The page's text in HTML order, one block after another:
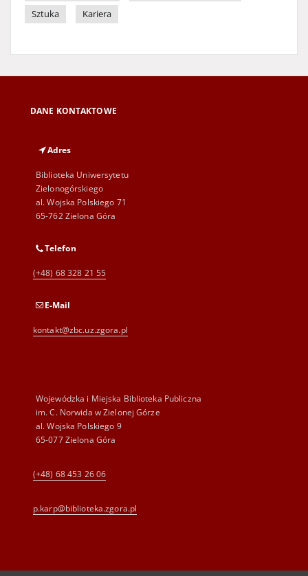
Sztuka
Kariera
DANE KONTAKTOWE
Adres
Biblioteka Uniwersytetu
Zielonogórskiego
al. Wojska Polskiego 71
65-762 Zielona Góra
Telefon
(+48) 68 328 21 55
E-Mail
kontakt@zbc.uz.zgora.pl
Wojewódzka i Miejska Biblioteka Publiczna
im. C. Norwida w Zielonej Górze
al. Wojska Polskiego 9
65-077 Zielona Góra
(+48) 68 453 26 06
p.karp@biblioteka.zgora.pl